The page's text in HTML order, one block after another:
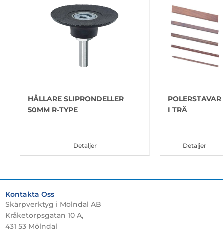
HÅLLARE SLIPRONDELLER
50MM R-TYPE
Detaljer
POLERSTAVAR
I TRÄ
Detaljer
Kontakta Oss
Skärpverktyg i Mölndal AB
Kråketorpsgatan 10 A,
431 53 Mölndal